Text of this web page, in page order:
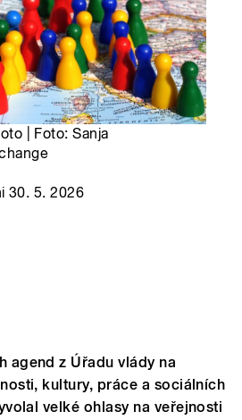
| Foto: Sanja
30. 5. 2026
agend z Úřadu vlády na
kultury, práce a sociálních
velké ohlasy na veřejnosti